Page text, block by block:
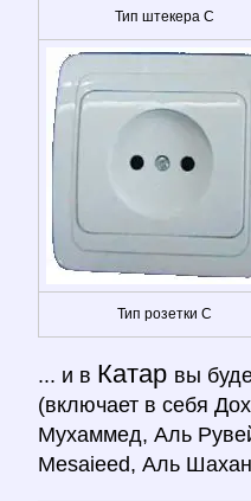
Тип штекера C
Тип розетки C
... и в Катар вы
(включает в себя
Мухаммед, Аль
Mesaieed, Аль